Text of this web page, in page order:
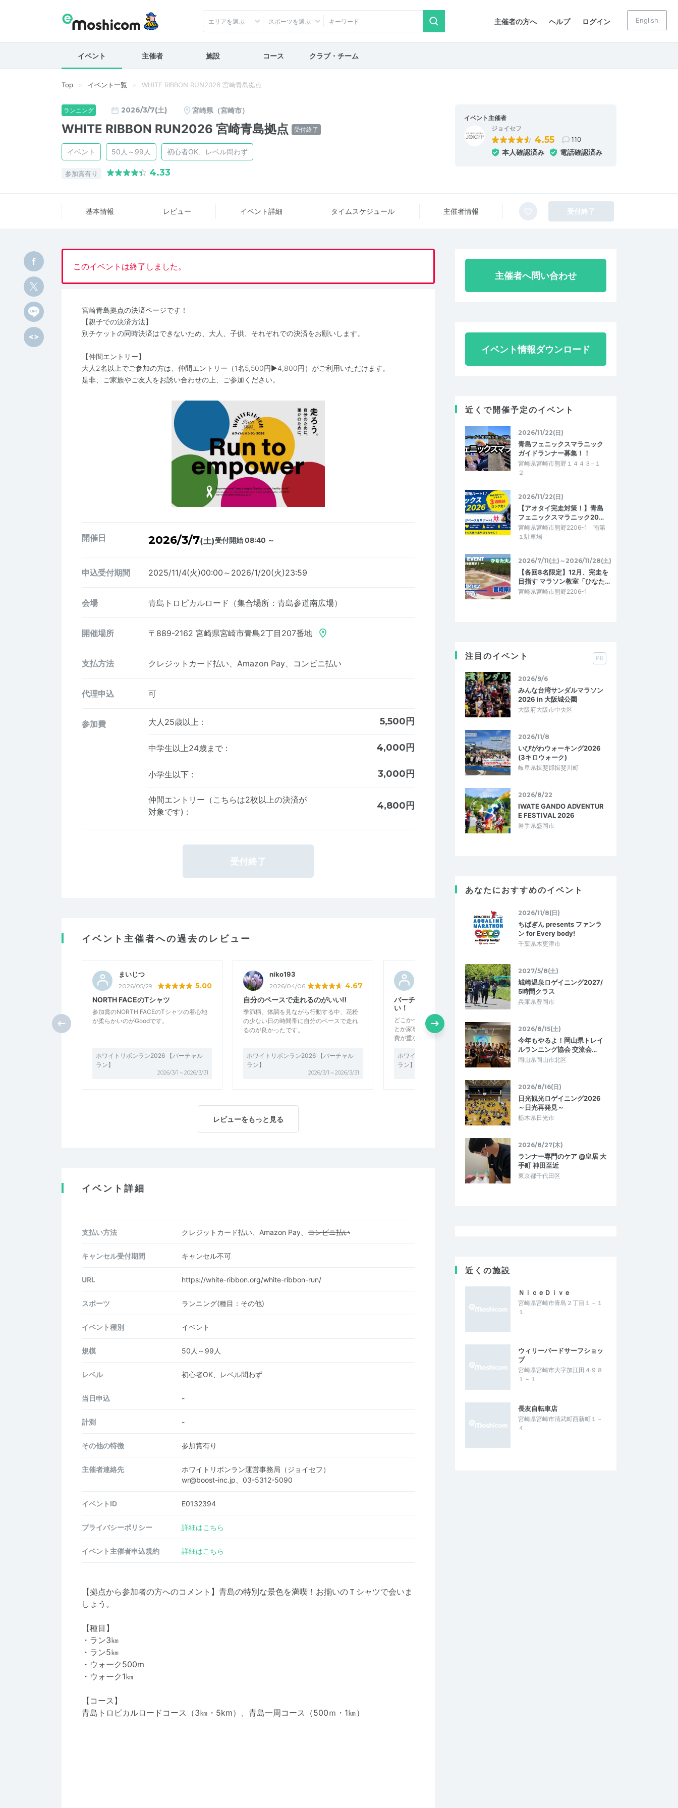
主催者の方へ ヘルプ ログイン
エリアを選ぶ スポーツを選ぶ English
イベント 主催者 施設 コース クラブ・チーム
Top イベント一覧 WHITE RIBBON RUN2026 宮崎青島拠点
ランニング 2026/3/7(土) 宮崎県（宮崎市）
WHITE RIBBON RUN2026 宮崎青島拠点 受付終了
イベント 50人～99人 初心者OK、レベル問わず
参加賞有り 4.33
イベント主催者
ジョイセフ
4.55 110
本人確認済み 電話確認済み
基本情報 レビュー イベント詳細 タイム スケジュール 主催者情報 受付終了
このイベントは終了しました。
宮崎青島拠点の決済ページです！
【親子での決済方法】
別チケットの同時決済はできないため、大人、子供、それぞれでの決済をお願いします。
【仲間エントリー】
大人2名以上でご参加の方は、仲間エントリー（1名5,500円▶4,800円）がご利用いただけます。
是非、ご家族やご友人をお誘い合わせの上、ご参加ください。
開催日 2026/3/7(土)受付開始 08:40 ～
申込受付期間 2025/11/4(火)00:00～2026/1/20(火)23:59
会場 青島トロピカルロード（集合場所：青島参道南広場）
開催場所 〒889-2162 宮崎県宮崎市青島2丁目207番地
支払方法 クレジットカード払い、Amazon Pay、コンビニ払い
代理申込 可
参加費 大人25歳以上 : 5,500円
中学生以上24歳まで : 4,000円
小学生以下 : 3,000円
仲間エントリー（こちらは2枚以上の決済が
対象です) :
4,800円
受付終了
イベント主催者への過去のレビュー
まいじつ
2026/05/29 5.00
NORTH FACEのTシャツ
参加賞のNORTH FACEのTシャツの着心地
が柔らかいのがGoodです。
ホワイトリボンラン2026 【バーチャル
ラン】
2026/3/1～2026/3/31
niko193
2026/04/06 4.67
自分のペースで走れるのがいい‼︎
季節柄、体調を見ながら行動する中、花粉
の少ない日の時間帯に自分のペースで走れ
るのが良かったです。
ホワイトリボンラン2026 【バーチャル
ラン】
2026/3/1～2026/3/31
5.00
バーチャルランはストレスにならな
い！
どこかへ行かないといけない大会は、仕事
とか家事などの調整とペットお預けとか出
費が重なり難しくストレスになりますが…
ホワイトリボンラン2026 【バーチャル
ラン】
2026/04/05
ちょうどよいラン
走って達成感を感じました。
ホワイトリボンラン2026 【バーチャル
ラン】
レビューをもっと見る
イベント詳細
支払い方法 クレジットカード払い、Amazon Pay、 コンビニ払い
キャンセル受付期間 キャンセル不可
URL https://white-ribbon.org/white-ribbon-run/
スポーツ ランニング(種目：その他)
イベント種別 イベント
規模 50人～99人
レベル 初心者OK、レベル問わず
当日申込 -
計測 -
その他の特徴 参加賞有り
主催者連絡先
ホワイトリボンラン運営事務局（ジョイセフ）
wr@boost-inc.jp、03-5312-5090
イベントID E0132394
プライバシーポリシー 詳細はこちら
イベント主催者申込規約 詳細はこちら
【拠点から参加者の方へのコメント】青島の特別な景色を満喫！お揃いのＴシャツで会いま
しょう。
【種目】
・ラン3㎞
・ラン5㎞
・ウォーク500m
・ウォーク1㎞
【コース】
青島トロピカルロードコース（3㎞・5km）、青島一周コース（500ｍ・1㎞）
主催者へ問い合わせ
イベント情報ダウンロード
近くで開催予定のイベント
2026/11/22(日)
青島フェニックスマラニック
ガイドランナー募集！！
宮崎県宮崎市熊野１４４３−１
２
2026/11/22(日)
【アオタイ完走対策！】青島
フェニックスマラニック20…
宮崎県宮崎市熊野2206-1 南第
１駐車場
2026/7/11(土)～2026/11/28(土)
【各回8名限定】12月、完走を
目指す マラソン教室「ひなた…
宮崎県宮崎市熊野2206-1
注目のイベント PR
2026/9/6
みんな台湾サンダルマラソン
2026 in 大阪城公園
大阪府大阪市中央区
2026/11/8
いびがわウォーキング2026
(3キロウォーク)
岐阜県揖斐郡揖斐川町
2026/8/22
IWATE GANDO ADVENTUR
E FESTIVAL 2026
岩手県盛岡市
あなたにおすすめのイベント
2026/11/8(日)
ちばぎん presents ファンラ
ン for Every body!
千葉県木更津市
2027/5/8(土)
城崎温泉ロゲイニング2027/
5時間クラス
兵庫県豊岡市
2026/8/15(土)
今年もやるよ！岡山県トレイ
ルランニング協会 交流会…
岡山県岡山市北区
2026/8/16(日)
日光観光ロゲイニング2026
～日光再発見～
栃木県日光市
2026/8/27(木)
ランナー専門のケア @皇居 大
手町 神田至近
東京都千代田区
近くの施設
ＮｉｃｅＤｉｖｅ
宮崎県宮崎市青島２丁目１－１
１
ウィリーバードサーフショッ
プ
宮崎県宮崎市大字加江田４９８
１－１
長友自転車店
宮崎県宮崎市清武町西新町１－
４